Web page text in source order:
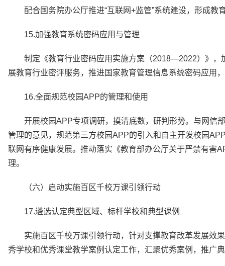
配合国务院办公厅推进“互联网+监管”系统建设，形成
15.加强教育系统密码应用与管理
制定《教育行业密码应用实施方案（2018—2022）》，
展教育行业密评服务，推进国家教育管理信息系统密码应用
16.全面规范校园APP的管理和使用
开展校园APP专项调研，摸清底数，研判形势。与网信
管理的意见，规范第三方校园APP的引入和自主开发校园
联网有序健康发展。推动落实《教育部办公厅关于严禁有害
理。
（六）启动实施百区千校万课引领行动
17.遴选认定典型区域、标杆学校和典型课例
实施百区千校万课引领行动，针对支撑教育改革发展效
秀学校和优秀课堂教学案例认定工作，汇聚优秀案例，推广